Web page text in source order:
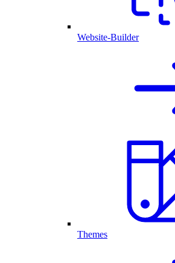
Website-Builder
Themes